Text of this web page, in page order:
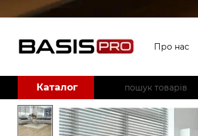
Перейти до основного контенту
Про нас
Каталог